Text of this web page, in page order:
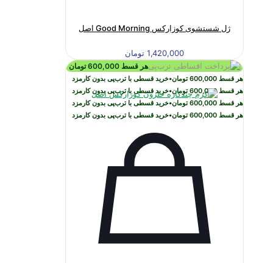
ژل شستشوی کوزارکس Good Morning اصل
1,420,000 تومان
هر قسط 600,000 تومان
هر قسط600,000 تومان•خرید قسطی با ترب‌پی بدون کارمزد
هر قسط600,000 تومان•خرید قسطی با ترب‌پی بدون کارمزد
هر قسط600,000 تومان•خرید قسطی با ترب‌پی بدون کارمزد
هر قسط600,000 تومان•خرید قسطی با ترب‌پی بدون کارمزد